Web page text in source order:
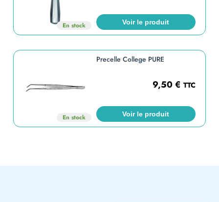
En stock Voir le produit
En stock
Precelle College PURE
9,50€ TTC
Voir le produit